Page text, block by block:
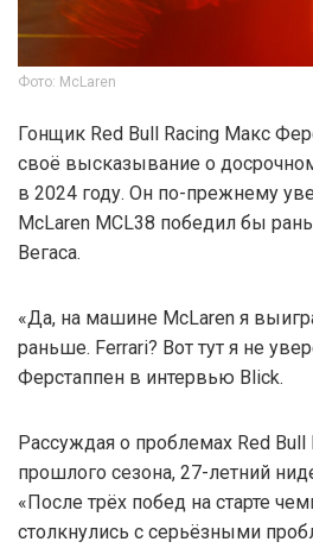
Фото: McLaren
Гонщик Red Bull Racing Макс
своё высказывание о
в 2024 году. Он по-прежнему
McLaren MCL38 победил бы
Вегаса.
«Да, на машине McLaren я
раньше. Ferrari? Вот тут я не
Ферстаппен в интервью Blick.
Рассуждая о проблемах Red Bull
прошлого сезона, 27-летний
«После трёх побед на старте
столкнулись с серьёзными